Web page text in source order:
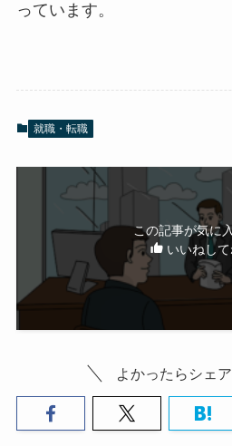
っています。
就職・転職
この記事が気に
いいねして
よかったらシェ